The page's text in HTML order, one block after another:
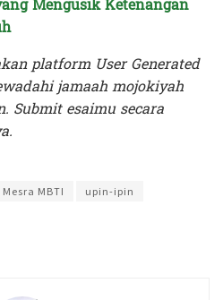
platform User Generated
jamaah mojokiyah
Submit esaimu secara
MBTI upin-ipin